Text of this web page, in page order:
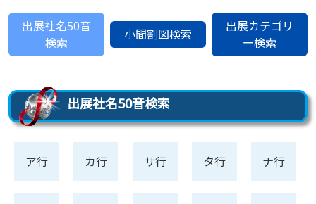
出展社名50音
検索
小間割図検索
出展カテゴリ
ー検索
出展社名50音検索
ア行 カ行 サ行 タ行 ナ行